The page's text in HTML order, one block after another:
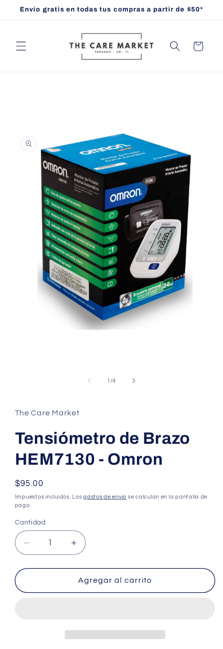
directamente
Envío gratis en todas tus compras a partir de $50*
Carrito
1 /de
4
The Care Market
Tensiómetro de Brazo
HEM7130 - Omron
Precio
habitual
$95.00
Impuestos incluidos. Losgastos de envío se calculan en la pantalla de
pago.
Cantidad
Cantidad
Reducir
cantidad
para
Tensiómetro
de
Aumentar
cantidad
para
Tensiómetro
de
Agregar al carrito